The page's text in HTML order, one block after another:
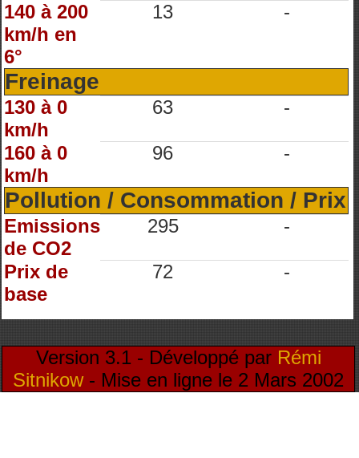
140 à 200
km/h en
6°
13 -
Freinage
130 à 0
km/h
63 -
160 à 0
km/h
96 -
Pollution / Consommation / Prix
Emissions
de CO2
295 -
Prix de
base
72 -
Version 3.1 - Développé par Rémi
Sitnikow- Mise en ligne le 2 Mars 2002